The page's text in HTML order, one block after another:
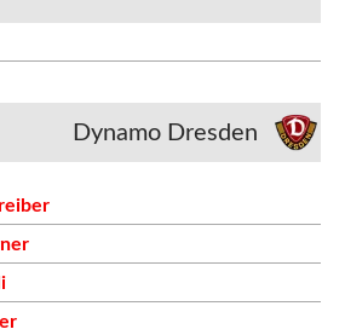
Dynamo Dresden